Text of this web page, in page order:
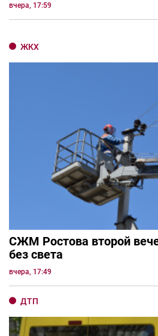
вчера, 17:59
ЖКХ
СЖМ Ростова второй
без света
вчера, 17:49
ДТП